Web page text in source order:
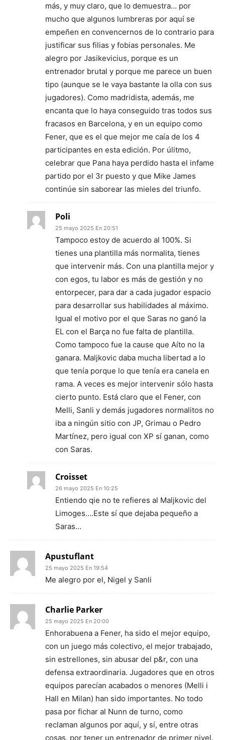
más, y muy claro, que lo demuestra… por
mucho que algunos lumbreras por aquí se
empeñen en convencernos de lo contrario para
justificar sus filias y fobias personales. Me
alegro por Jasikevicius, porque es un
entrenador brutal y porque me parece un buen
tipo (aunque se le vaya bastante la olla con sus
jugadores). Como madridista, además, me
encanta que lo haya conseguido tras todos sus
fracasos en Barcelona, y en un equipo como
Fener, que es el que mejor me caía de los 4
participantes en esta edición. Por úlitmo,
celebrar que Pana haya perdido hasta el infame
partido por el 3r puesto y que Mike James
continúe sin saborear las mieles del triunfo.
Poli
25 mayo 2025 En 20:51
Tampoco estoy de acuerdo al 100%. Si
tienes una plantilla más normalita, tienes
que intervenir más. Con una plantilla mejor y
con egos, tu labor es más de gestión y no
entorpecer, para dar a cada jugador espacio
para desarrollar sus habilidades al máximo.
Igual el motivo por el que Saras no ganó la
EL con el Barça no fue falta de plantilla.
Como tampoco fue la cause que Aíto no la
ganara. Maljkovic daba mucha libertad a lo
que tenía porque lo que tenía era canela en
rama. A veces es mejor intervenir sólo hasta
cierto punto. Está claro que el Fener, con
Melli, Sanli y demás jugadores normalitos no
iba a ningún sitio con JP, Grimau o Pedro
Martínez, pero igual con XP sí ganan, como
con Saras.
Croisset
26 mayo 2025 En 10:25
Entiendo qie no te refieres al Maljkovic del
Limoges….Este sí que dejaba pequeño a
Saras…
Apustuflant
25 mayo 2025 En 19:54
Me alegro por el, Nigel y Sanli
Charlie Parker
25 mayo 2025 En 20:00
Enhorabuena a Fener, ha sido el mejor equipo,
con un juego más colectivo, el mejor trabajado,
sin estrellones, sin abusar del p&r, con una
defensa extraordinaria. Jugadores que en otros
equipos parecían acabados o menores (Melli i
Hall en Milan) han sido importantes. No todo
pasa por fichar al Nunn de turno, como
reclaman algunos por aquí, y sí, entre otras
cosas, por tener un entrenador de primer nivel.